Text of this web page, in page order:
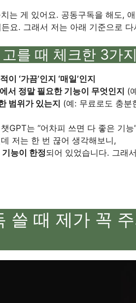
는 게 있어요. 공동구독을 해도,
든요. 그래서 저는 아래 기준으로
를 때 체크한 3가지
이 ‘가끔’인지 ‘매일’인지
서 정말 필요한 기능이 무엇인지 (
범위가 있는지 (예: 무료로도 충분
GPT는 “어차피 쓰면 다 좋은 기
저는 한 번 끊어 생각해보니,
능이 한정되어 있었습니다. 그래
쓸 때 제가 꼭